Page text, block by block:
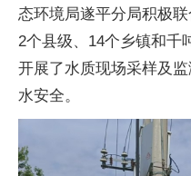
态环境局遂平分局积极
2个县级、14个乡镇和千
开展了水质现场采样及
水安全。